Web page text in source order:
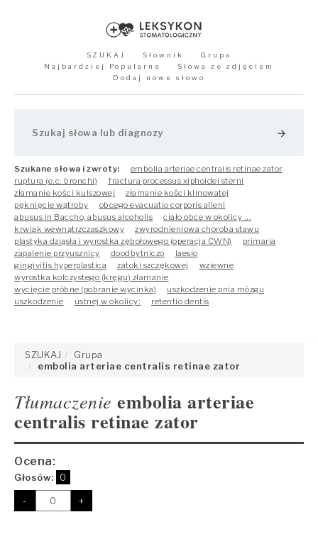
SZUKAJ Słownik
Grupa
Najbardziej Popularne
Słowa ze zdjęciem
Dodaj nowe słowo
arrow_forward
Szukane słowa i zwroty:
embolia arteriae centralis retinae zator
ruptura (e.c. bronchi)
fractura processus xiphoidei sterni
złamanie kości kulszowej
złamanie kości klinowatej
pęknięcie wątroby
obcego evacuatio corporis alieni
abusus in Baccho, abusus alcoholis
ciało obce w okolicy ...
krwiak wewnątrzczaszkowy
zwyrodnieniowa choroba stawu
plastyka dziąsła i wyrostka zębołowego (operacja CWN)
primaria
zapalenie przyusznicy
doodbytniczo
laesio
gingivitis hyperplastica
zatoki szczękowej
wziewne
wyrostka kolczystego (kręgu) złamanie
wycięcie próbne (pobranie wycinka)
uszkodzenie pnia mózgu
uszkodzenie
ustnej w okolicy: retentio dentis
SZUKAJ
Grupa
embolia arteriae centralis retinae zator
Tłumaczenie embolia arteriae
centralis retinae zator
Ocena:
Głosów: 0
- +